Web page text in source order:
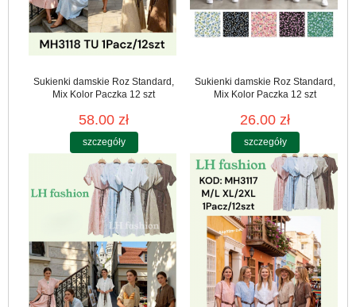
Sukienki damskie Roz Standard,
Mix Kolor Paczka 12 szt
58.00 zł
szczegóły
Sukienki damskie Roz Standard,
Mix Kolor Paczka 12 szt
26.00 zł
szczegóły